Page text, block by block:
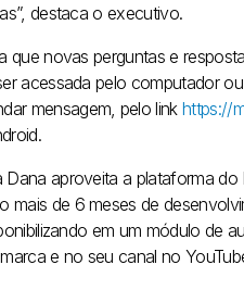
destaca o executivo.
que novas perguntas e
acessada pelo computador
mensagem, pelo linkhttps://
aproveita a plataforma
mais de 6 meses de
em um módulo de
e no seu canal no